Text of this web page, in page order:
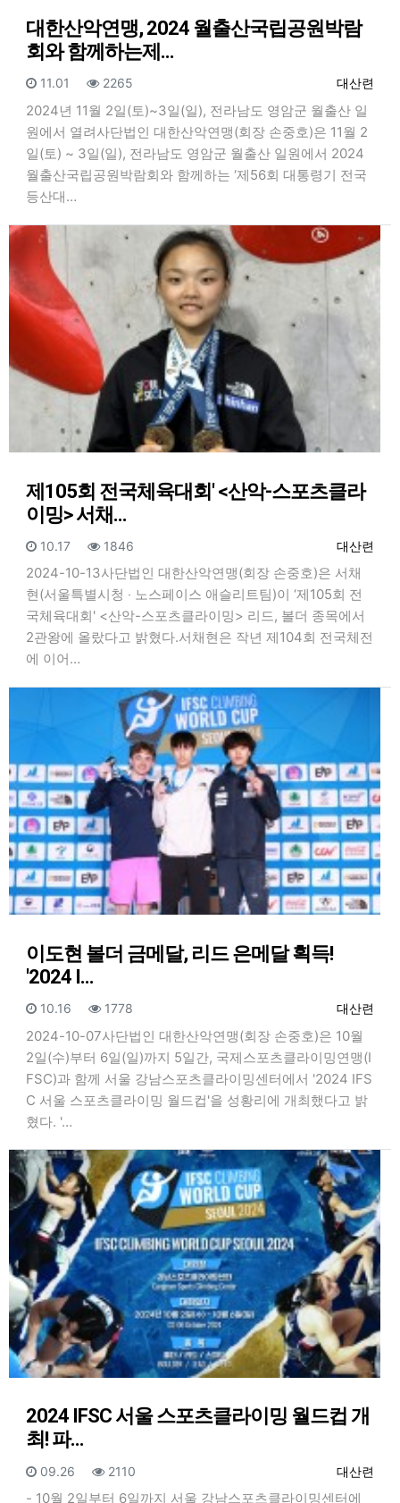
대한산악연맹, 2024 월출산국립공원박람
회와 함께하는제…
등록자
대산련
등록일
11.01 조회
2265
2024년 11월 2일(토)~3일(일), 전라남도 영암군 월출산 일
원에서 열려사단법인 대한산악연맹(회장 손중호)은 11월 2
일(토) ~ 3일(일), 전라남도 영암군 월출산 일원에서 2024
월출산국립공원박람회와 함께하는 ‘제56회 대통령기 전국
등산대…
제105회 전국체육대회' <산악-스포츠클라
이밍> 서채…
등록자
대산련
등록일
10.17 조회
1846
2024-10-13사단법인 대한산악연맹(회장 손중호)은 서채
현(서울특별시청 ‧ 노스페이스 애슬리트팀)이 ‘제105회 전
국체육대회' <산악-스포츠클라이밍> 리드, 볼더 종목에서
2관왕에 올랐다고 밝혔다.서채현은 작년 제104회 전국체전
에 이어…
이도현 볼더 금메달, 리드 은메달 획득!
'2024 I…
등록자
대산련
등록일
10.16 조회
1778
2024-10-07사단법인 대한산악연맹(회장 손중호)은 10월
2일(수)부터 6일(일)까지 5일간, 국제스포츠클라이밍연맹(I
FSC)과 함께 서울 강남스포츠클라이밍센터에서 '2024 IFS
C 서울 스포츠클라이밍 월드컵'을 성황리에 개최했다고 밝
혔다. '…
2024 IFSC 서울 스포츠클라이밍 월드컵 개
최! 파…
등록자
대산련
등록일
09.26 조회
2110
- 10월 2일부터 6일까지 서울 강남스포츠클라이밍센터에